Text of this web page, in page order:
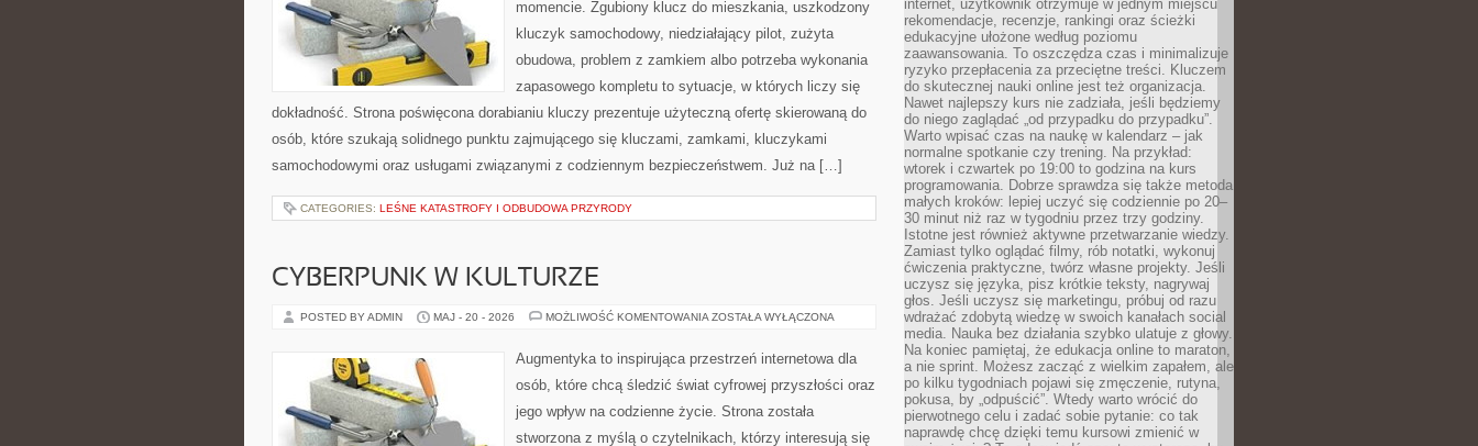
momencie. Zgubiony klucz do mieszkania, uszkodzony
kluczyk samochodowy, niedziałający pilot, zużyta
obudowa, problem z zamkiem albo potrzeba wykonania
zapasowego kompletu to sytuacje, w których liczy się
dokładność. Strona poświęcona dorabianiu kluczy prezentuje użyteczną ofertę skierowaną do
osób, które szukają solidnego punktu zajmującego się kluczami, zamkami, kluczykami
samochodowymi oraz usługami związanymi z codziennym bezpieczeństwem. Już na […]
CATEGORIES: LEŚNE KATASTROFY I ODBUDOWA PRZYRODY
CYBERPUNK W KULTURZE
POSTED BY ADMIN MAJ - 20 - 2026 MOŻLIWOŚĆ KOMENTOWANIA CYBERPUNK
ZOSTAŁA WYŁĄCZONA
Augmentyka to inspirująca przestrzeń internetowa dla
osób, które chcą śledzić świat cyfrowej przyszłości oraz
jego wpływ na codzienne życie. Strona została
stworzona z myślą o czytelnikach, którzy interesują się
internet, użytkownik otrzymuje w jednym miejscu
rekomendacje, recenzje, rankingi oraz ścieżki
edukacyjne ułożone według poziomu
zaawansowania. To oszczędza czas i minimalizuje
ryzyko przepłacenia za przeciętne treści. Kluczem
do skutecznej nauki online jest też organizacja.
Nawet najlepszy kurs nie zadziała, jeśli będziemy
do niego zaglądać „od przypadku do przypadku”.
Warto wpisać czas na naukę w kalendarz – jak
normalne spotkanie czy trening. Na przykład:
wtorek i czwartek po 19:00 to godzina na kurs
programowania. Dobrze sprawdza się także metoda
małych kroków: lepiej uczyć się codziennie po 20–
30 minut niż raz w tygodniu przez trzy godziny.
Istotne jest również aktywne przetwarzanie wiedzy.
Zamiast tylko oglądać filmy, rób notatki, wykonuj
ćwiczenia praktyczne, twórz własne projekty. Jeśli
uczysz się języka, pisz krótkie teksty, nagrywaj
głos. Jeśli uczysz się marketingu, próbuj od razu
wdrażać zdobytą wiedzę w swoich kanałach social
media. Nauka bez działania szybko ulatuje z głowy.
Na koniec pamiętaj, że edukacja online to maraton,
a nie sprint. Możesz zacząć z wielkim zapałem, ale
po kilku tygodniach pojawi się zmęczenie, rutyna,
pokusa, by „odpuścić”. Wtedy warto wrócić do
pierwotnego celu i zadać sobie pytanie: co tak
naprawdę chcę dzięki temu kursowi zmienić w